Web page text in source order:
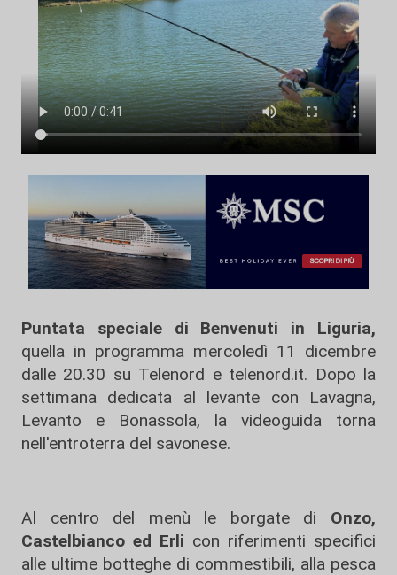
Puntata speciale di Benvenuti in Liguria,
quella in programma mercoledì 11 dicembre
dalle 20.30 su Telenord e telenord.it. Dopo la
settimana dedicata al levante con Lavagna,
Levanto e Bonassola, la videoguida torna
nell'entroterra del savonese.
Al centro del menù le borgate di Onzo,
Castelbianco ed Erli con riferimenti specifici
alle ultime botteghe di commestibili, alla pesca